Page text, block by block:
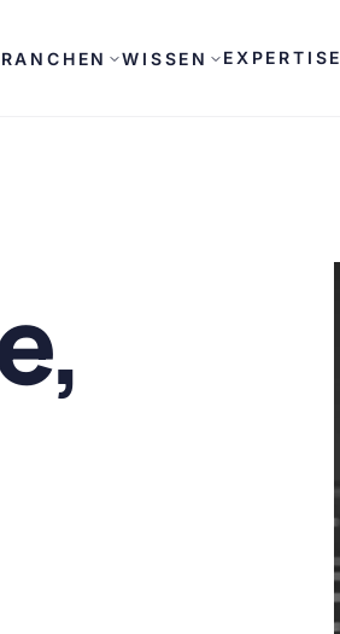
WISSEN EXPERTISE